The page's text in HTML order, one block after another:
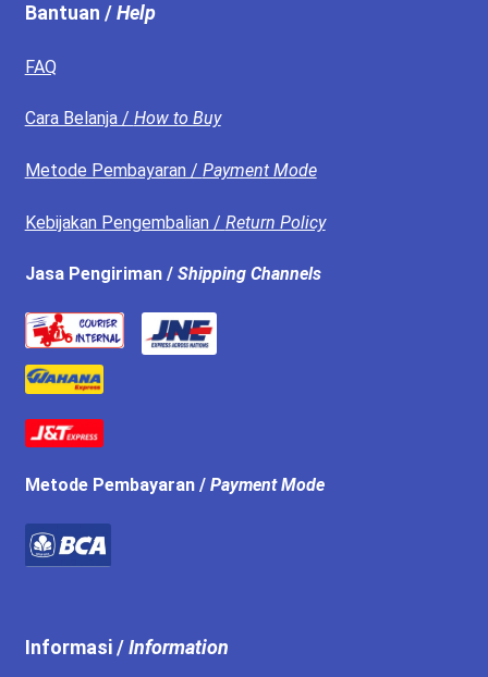
Bantuan /Help
FAQ
Cara Belanja / How to Buy
Metode Pembayaran / Payment Mode
Kebijakan Pengembalian / Return Policy
Jasa Pengiriman / Shipping Channels
Metode Pembayaran / Payment Mode
Informasi /Information